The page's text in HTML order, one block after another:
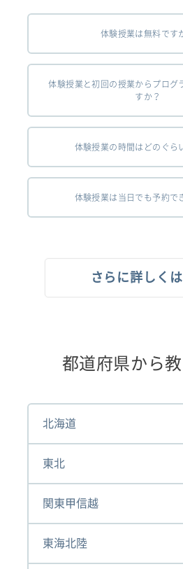
体験授業は無料です
体験授業と初回の授業からプログ
すか？
体験授業の時間はどのぐら
体験授業は当日でも予約で
さらに詳しく
都道府県から
北海道
東北
関東甲信越
東海北陸